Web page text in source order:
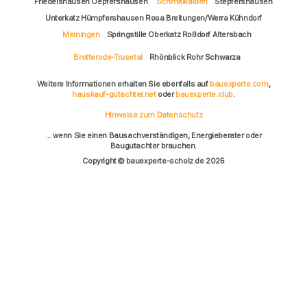
Unterkatz Hümpfershausen Rosa Breitungen/Werra Kühndorf
Meiningen
Springstille Oberkatz Roßdorf Altersbach
Brotterode-Trusetal Rhönblick Rohr Schwarza
Weitere Informationen erhalten Sie ebenfalls auf bauexperte.com,
hauskauf-gutachter.netoderbauexperte.club.
Hinweise zum Datenschutz
... wenn Sie einen Bausachverständigen, Energieberater oder
Baugutachter brauchen.
Copyright © bauexperte-scholz.de 2025